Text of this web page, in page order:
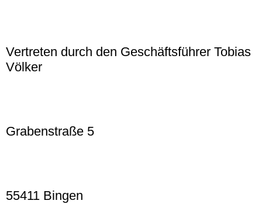
Vertreten durch den Geschäftsführer Tobias
Völker
Grabenstraße 5
55411 Bingen